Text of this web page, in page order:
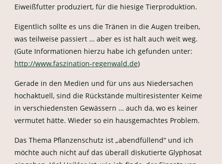
Eiweißfutter produziert, für die hiesige Tierproduktion.
Eigentlich sollte es uns die Tränen in die Augen treiben,
was teilweise passiert … aber es ist halt auch weit weg.
(Gute Informationen hierzu habe ich gefunden unter:
http://www.faszination-regenwald.de)
Gerade in den Medien und für uns aus Niedersachen
hochaktuell, sind die Rückstände multiresistenter Keime
in verschiedensten Gewässern … auch da, wo es keiner
vermutet hätte. Wieder so ein hausgemachtes Problem.
Das Thema Pflanzenschutz ist „abendfüllend“ und ich
möchte auch nicht auf das überall diskutierte Glyphosat